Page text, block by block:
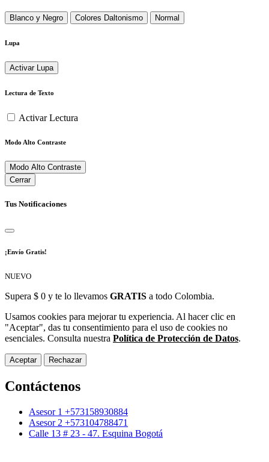
Blanco y Negro Colores Daltonismo Normal
Lupa
Activar Lupa
Lectura de Texto
Activar Lectura
Modo Alto Contraste
Modo Alto Contraste
Cerrar
Tus Notificaciones
¡Envío Gratis!
NUEVO
Supera $ 0 y te lo llevamos GRATIS a todo Colombia.
Usamos cookies para mejorar tu experiencia. Al hacer clic en
"Aceptar", das tu consentimiento para el uso de cookies no
esenciales. Consulta nuestra Política de Protección de Datos.
Aceptar Rechazar
Contáctenos
Asesor 1 +573158930884
Asesor 2 +573104788471
Calle 13 # 23 - 47. Esquina Bogotá